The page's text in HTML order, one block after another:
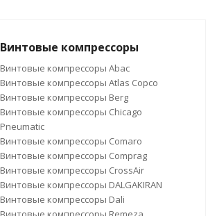
Винтовые компрессоры
Винтовые компрессоры Abac
Винтовые компрессоры Atlas Copco
Винтовые компрессоры Berg
Винтовые компрессоры Chicago
Pneumatic
Винтовые компрессоры Comaro
Винтовые компрессоры Comprag
Винтовые компрессоры CrossAir
Винтовые компрессоры DALGAKIRAN
Винтовые компрессоры Dali